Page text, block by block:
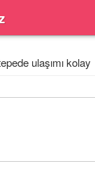
ulaşımı kolay